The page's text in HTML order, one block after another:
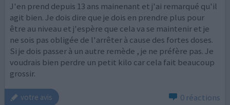
J'en prend depuis 13 ans mainenant et j'ai remarqué qu'il
agit bien. Je dois dire que je dois en prendre plus pour
être au niveau et j'espère que cela va se maintenir et je
ne sois pas obligée de l'arrêter à cause des fortes doses.
Si je dois passer à un autre remède , je ne préfère pas. Je
voudrais bien perdre un petit kilo car cela fait beaucoup
grossir.
votre avis 0 réactions